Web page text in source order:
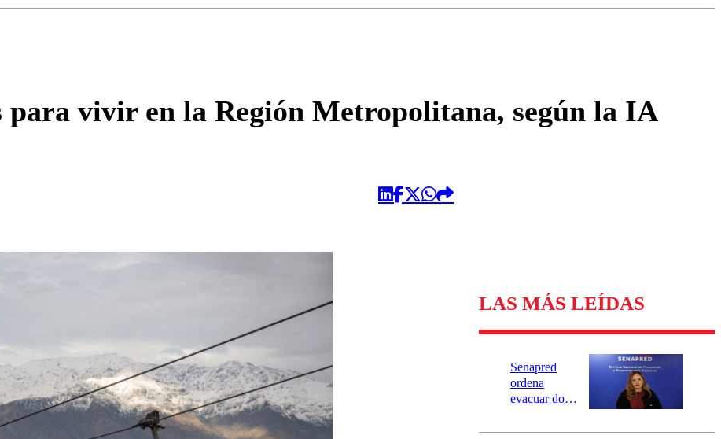
para vivir en la Región Metropolitana, según la IA
LAS MÁS LEÍDAS
Senapred
ordena
evacuar dos
Carahue por